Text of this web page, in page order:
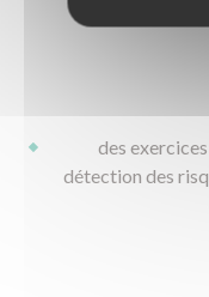
SST / AIPR /
des
détection des